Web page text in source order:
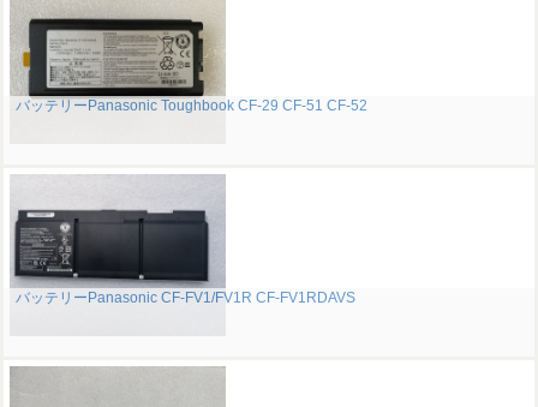
バッテリーPanasonic Toughbook CF-29 CF-51 CF-52
バッテリーPanasonic CF-FV1/FV1R CF-FV1RDAVS